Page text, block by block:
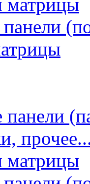
панели